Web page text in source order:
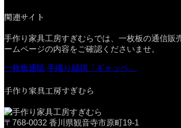
関連サイト
手作り家具工房すぎむらでは、一枚板の通信
ームページの内容をご確認くださいませ。
一枚板通販 手織り絨毯「ギャッベ」
手作り家具工房すぎむら
〒768-0032 香川県観音寺市原町19-1